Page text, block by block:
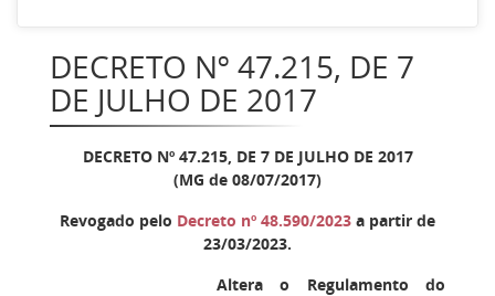
DECRETO Nº 47.215, DE 7
DE JULHO DE 2017
DECRETO Nº 47.215, DE 7 DE JULHO DE 2017
(MG de 08/07/2017)
Revogado pelo Decreto nº 48.590/2023 a partir de
23/03/2023.
Altera o Regulamento do